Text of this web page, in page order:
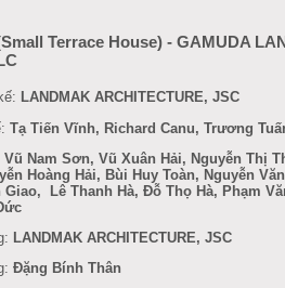
Terrace House) - GAMUDA
LANDMAK ARCHITECTURE, JSC
Tạ Tiến Vĩnh, Richard Canu, Trương
Vũ Nam Sơn, Vũ Xuân Hải, Nguyễn Thị
Hoàng Hải, Bùi Huy Toàn, Nguyễn
Giao,
Lê Thanh Hà, Đỗ Thọ Hà, Phạm
LANDMAK ARCHITECTURE, JSC
Đặng Bính Thân